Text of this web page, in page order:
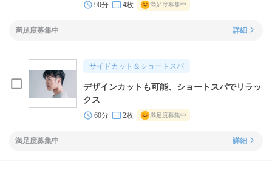
90分 4枚 満足度募集中
満足度募集中 詳細
サイドカット＆ショートスパ
デザインカットも可能、ショートスパでリラッ
クス
60分 2枚 満足度募集中
満足度募集中 詳細